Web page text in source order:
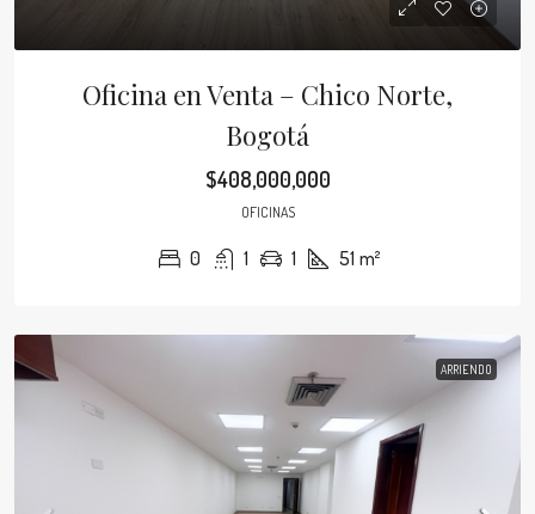
Oficina en Venta – Chico Norte,
Bogotá
$408,000,000
OFICINAS
0 1 1 51 m²
ARRIENDO